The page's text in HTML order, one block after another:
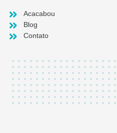
Acacabou
Blog
Contato